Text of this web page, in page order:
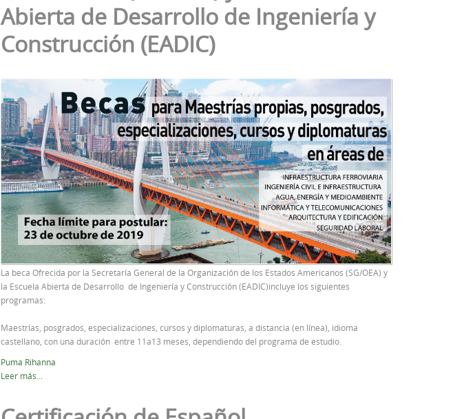
Abierta de Desarrollo de Ingeniería y
Construcción (EADIC)
La beca Ofrecida por la Secretaría General de la Organización de los Estados Americanos (SG/OEA) y
la Escuela Abierta de Desarrollo de Ingeniería y Construcción (EADIC)incluye los siguientes
programas:
Maestrías, posgrados, especializaciones, cursos y diplomaturas, a distancia (en línea), idioma
castellano, con una duración entre 11a13 meses, dependiendo del programa de estudio.
Puma Rihanna
Leer más...